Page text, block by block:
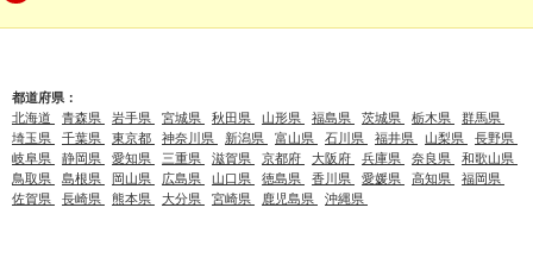
都道府県：
北海道
青森県 岩手県 宮城県 秋田県 山形県 福島県 茨城県 栃木県
群馬県
埼玉県
千葉県 東京都 神奈川県 新潟県 富山県 石川県 福井県 山梨県
長野県
岐阜県
静岡県 愛知県 三重県 滋賀県 京都府 大阪府 兵庫県 奈良県
和歌山県
鳥取県
島根県 岡山県 広島県 山口県 徳島県 香川県 愛媛県 高知県
福岡県
佐賀県
長崎県 熊本県 大分県 宮崎県 鹿児島県 沖縄県